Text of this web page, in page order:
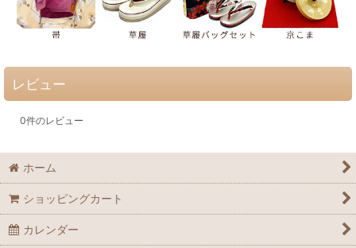
レビュー
0件のレビュー
ホーム
ショッピングカート
カレンダー